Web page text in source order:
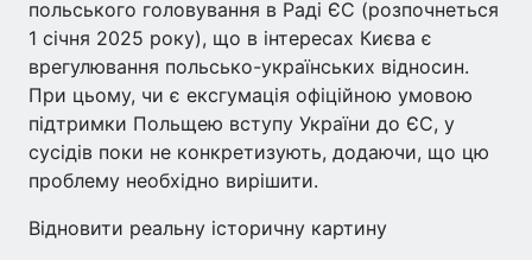
польського головування в Раді ЄС (розпочнеться
1 січня 2025 року), що в інтересах Києва є
врегулювання польсько-українських відносин.
При цьому, чи є ексгумація офіційною умовою
підтримки Польщею вступу України до ЄС, у
сусідів поки не конкретизують, додаючи, що цю
проблему необхідно вирішити.
Відновити реальну історичну картину